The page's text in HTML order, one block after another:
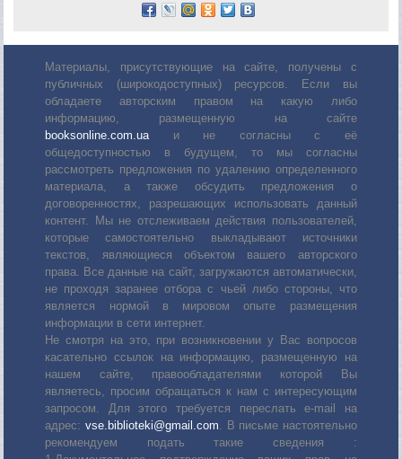
Материалы, присутствующие на сайте, получены с
публичных (широкодоступных) ресурсов. Если вы
обладаете авторским правом на какую либо
информацию, размещенную на сайте
booksonline.com.uaи не согласны с её
общедоступностью в будущем, то мы согласны
рассмотреть предложения по удалению определенного
материала, а также обсудить предложения о
договоренностях, разрешающих использовать данный
контент. Мы не отслеживаем действия пользователей,
которые самостоятельно выкладывают источники
текстов, являющиеся объектом вашего авторского
права. Все данные на сайт, загружаются автоматически,
не проходя заранее отбора с чьей либо стороны, что
является нормой в мировом опыте размещения
информации в сети интернет.
Не смотря на это, при возникновении у Вас вопросов
касательно ссылок на информацию, размещенную на
нашем сайте, правообладателями которой Вы
являетесь, просим обращаться к нам с интересующим
запросом. Для этого требуется переслать е-mail на
адрес: vse.biblioteki@gmail.com. В письме настоятельно
рекомендуем подать такие сведения :